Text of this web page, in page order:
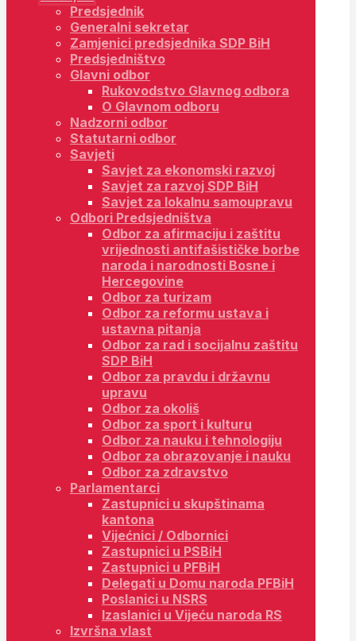
Predsjednik
Generalni sekretar
Zamjenici predsjednika SDP BiH
Predsjedništvo
Glavni odbor
Rukovodstvo Glavnog odbora
O Glavnom odboru
Nadzorni odbor
Statutarni odbor
Savjeti
Savjet za ekonomski razvoj
Savjet za razvoj SDP BiH
Savjet za lokalnu samoupravu
Odbori Predsjedništva
Odbor za afirmaciju i zaštitu
vrijednosti antifašističke borbe
naroda i narodnosti Bosne i
Hercegovine
Odbor za turizam
Odbor za reformu ustava i
ustavna pitanja
Odbor za rad i socijalnu zaštitu
SDP BiH
Odbor za pravdu i državnu
upravu
Odbor za okoliš
Odbor za sport i kulturu
Odbor za nauku i tehnologiju
Odbor za obrazovanje i nauku
Odbor za zdravstvo
Parlamentarci
Zastupnici u skupštinama
kantona
Vijećnici / Odbornici
Zastupnici u PSBiH
Zastupnici u PFBiH
Delegati u Domu naroda PFBiH
Poslanici u NSRS
Izaslanici u Vijeću naroda RS
Izvršna vlast